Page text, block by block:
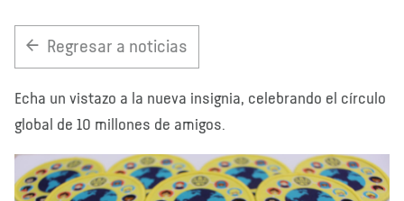
Nosotros Blog Noticias
Regresar a noticias
Echa un vistazo a la nueva insignia, celebrando el círculo
global de 10 millones de amigos.